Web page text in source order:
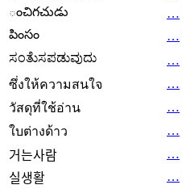
ంచిగచుడు
…
పింసం
…
ಸಂತೆುಸಪಡುವುದು
…
ซึ่งให้ความสนใจ
…
วัสดุที่ใช้อ่าน
…
ใบต่างด้าว
…
거는사람
…
실생활
…